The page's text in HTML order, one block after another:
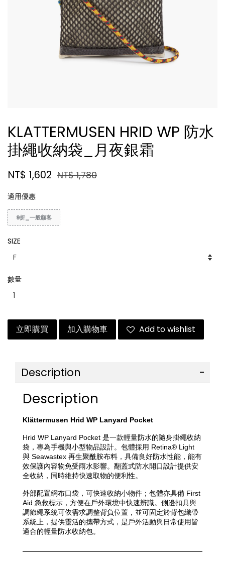
KLATTERMUSEN HRID WP 防水
掛繩收納袋_月夜銀霜
NT$ 1,602 NT$ 1,780
適用優惠
9折_一般顧客
SIZE
數量
立即購買 加入購物車 Add to wishlist
Description
Description
Klättermusen Hrid WP Lanyard Pocket
Hrid WP Lanyard Pocket 是一款輕量防水的隨身掛繩收納
袋，專為手機與小型物品設計。包體採用 Retina® Light
與 Seawastex 再生聚酰胺布料，具備良好防水性能，能有
效保護內容物免受雨水影響。翻蓋式防水開口設計提供安
全收納，同時維持快速取物的便利性。
外部配置網布口袋，可快速收納小物件；包體亦具備 First
Aid 急救標示，方便在戶外環境中快速辨識。側邊扣具與
調節繩系統可依需求調整背負位置，並可固定於背包織帶
系統上，提供靈活的攜帶方式，是戶外活動與日常使用皆
適合的輕量防水收納包。